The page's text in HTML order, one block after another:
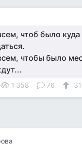
чтоб было куда
чтобы было
1 358 76 31